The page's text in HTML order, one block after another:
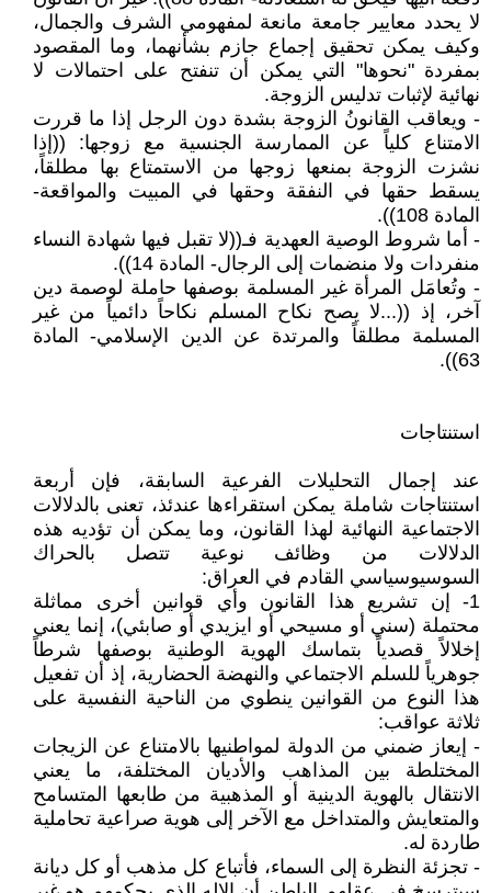
لا يحدد معايير جامعة مانعة لمفهومي الشرف والجمال،
وكيف يمكن تحقيق إجماع جازم بشأنهما، وما المقصود
بمفردة "نحوها" التي يمكن أن تنفتح على احتمالات لا
نهائية لإثبات تدليس الزوجة.
- ويعاقب القانونُ الزوجة بشدة دون الرجل إذا ما قررت
الامتناع كلياً عن الممارسة الجنسية مع زوجها: ((إذا
نشزت الزوجة بمنعها زوجها من الاستمتاع بها مطلقاً،
يسقط حقها في النفقة وحقها في المبيت والمواقعة-
المادة 108)).
- أما شروط الوصية العهدية فـ((لا تقبل فيها شهادة النساء
منفردات ولا منضمات إلى الرجال- المادة 14)).
- وتُعامَل المرأة غير المسلمة بوصفها حاملة لوصمة دين
آخر، إذ ((...لا يصح نكاح المسلم نكاحاً دائمياً من غير
المسلمة مطلقاً والمرتدة عن الدين الإسلامي- المادة
63)).
استنتاجات
عند إجمال التحليلات الفرعية السابقة، فإن أربعة
استنتاجات شاملة يمكن استقراءها عندئذ، تعنى بالدلالات
الاجتماعية النهائية لهذا القانون، وما يمكن أن تؤديه هذه
الدلالات من وظائف نوعية تتصل بالحراك
السوسيوسياسي القادم في العراق:
1- إن تشريع هذا القانون وأي قوانين أخرى مماثلة
محتملة (سني أو مسيحي أو ايزيدي أو صابئي)، إنما يعني
إخلالاً قصدياً بتماسك الهوية الوطنية بوصفها شرطاً
جوهرياً للسلم الاجتماعي والنهضة الحضارية، إذ أن تفعيل
هذا النوع من القوانين ينطوي من الناحية النفسية على
ثلاثة عواقب:
- إيعاز ضمني من الدولة لمواطنيها بالامتناع عن الزيجات
المختلطة بين المذاهب والأديان المختلفة، ما يعني
الانتقال بالهوية الدينية أو المذهبية من طابعها المتسامح
والمتعايش والمتداخل مع الآخر إلى هوية صراعية تحاملية
طاردة له.
- تجزئة النظرة إلى السماء، فأتباع كل مذهب أو كل ديانة